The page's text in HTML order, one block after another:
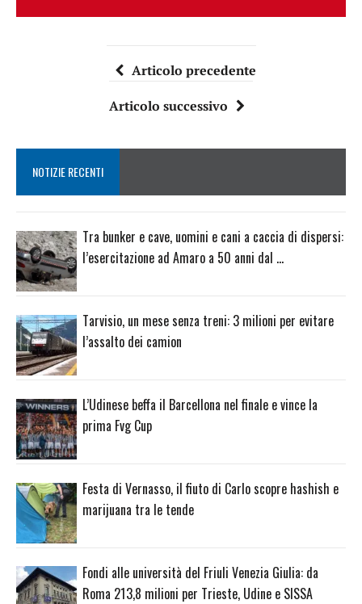
Articolo precedente
Articolo successivo
NOTIZIE RECENTI
Tra bunker e cave, uomini e cani a caccia di dispersi:
l’esercitazione ad Amaro a 50 anni dal …
Tarvisio, un mese senza treni: 3 milioni per evitare
l’assalto dei camion
L’Udinese beffa il Barcellona nel finale e vince la
prima Fvg Cup
Festa di Vernasso, il fiuto di Carlo scopre hashish e
marijuana tra le tende
Fondi alle università del Friuli Venezia Giulia: da
Roma 213,8 milioni per Trieste, Udine e SISSA